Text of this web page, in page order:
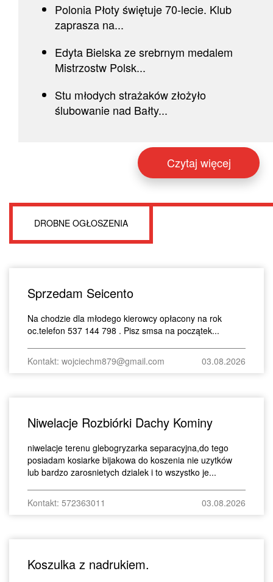
Polonia Płoty świętuje 70-lecie. Klub
zaprasza na...
Edyta Bielska ze srebrnym medalem
Mistrzostw Polsk...
Stu młodych strażaków złożyło
ślubowanie nad Bałty...
Czytaj więcej
DROBNE OGŁOSZENIA
Sprzedam Seicento
Na chodzie dla młodego kierowcy opłacony na rok
oc.telefon 537 144 798 . Pisz smsa na początek...
Kontakt: wojciechm879@gmail.com 03.08.2026
Niwelacje Rozbiórki Dachy Kominy
niwelacje terenu glebogryzarka separacyjna,do tego
posiadam kosiarke bijakowa do koszenia nie uzytków
lub bardzo zarosnietych dzialek i to wszystko je...
Kontakt: 572363011 03.08.2026
Koszulka z nadrukiem.